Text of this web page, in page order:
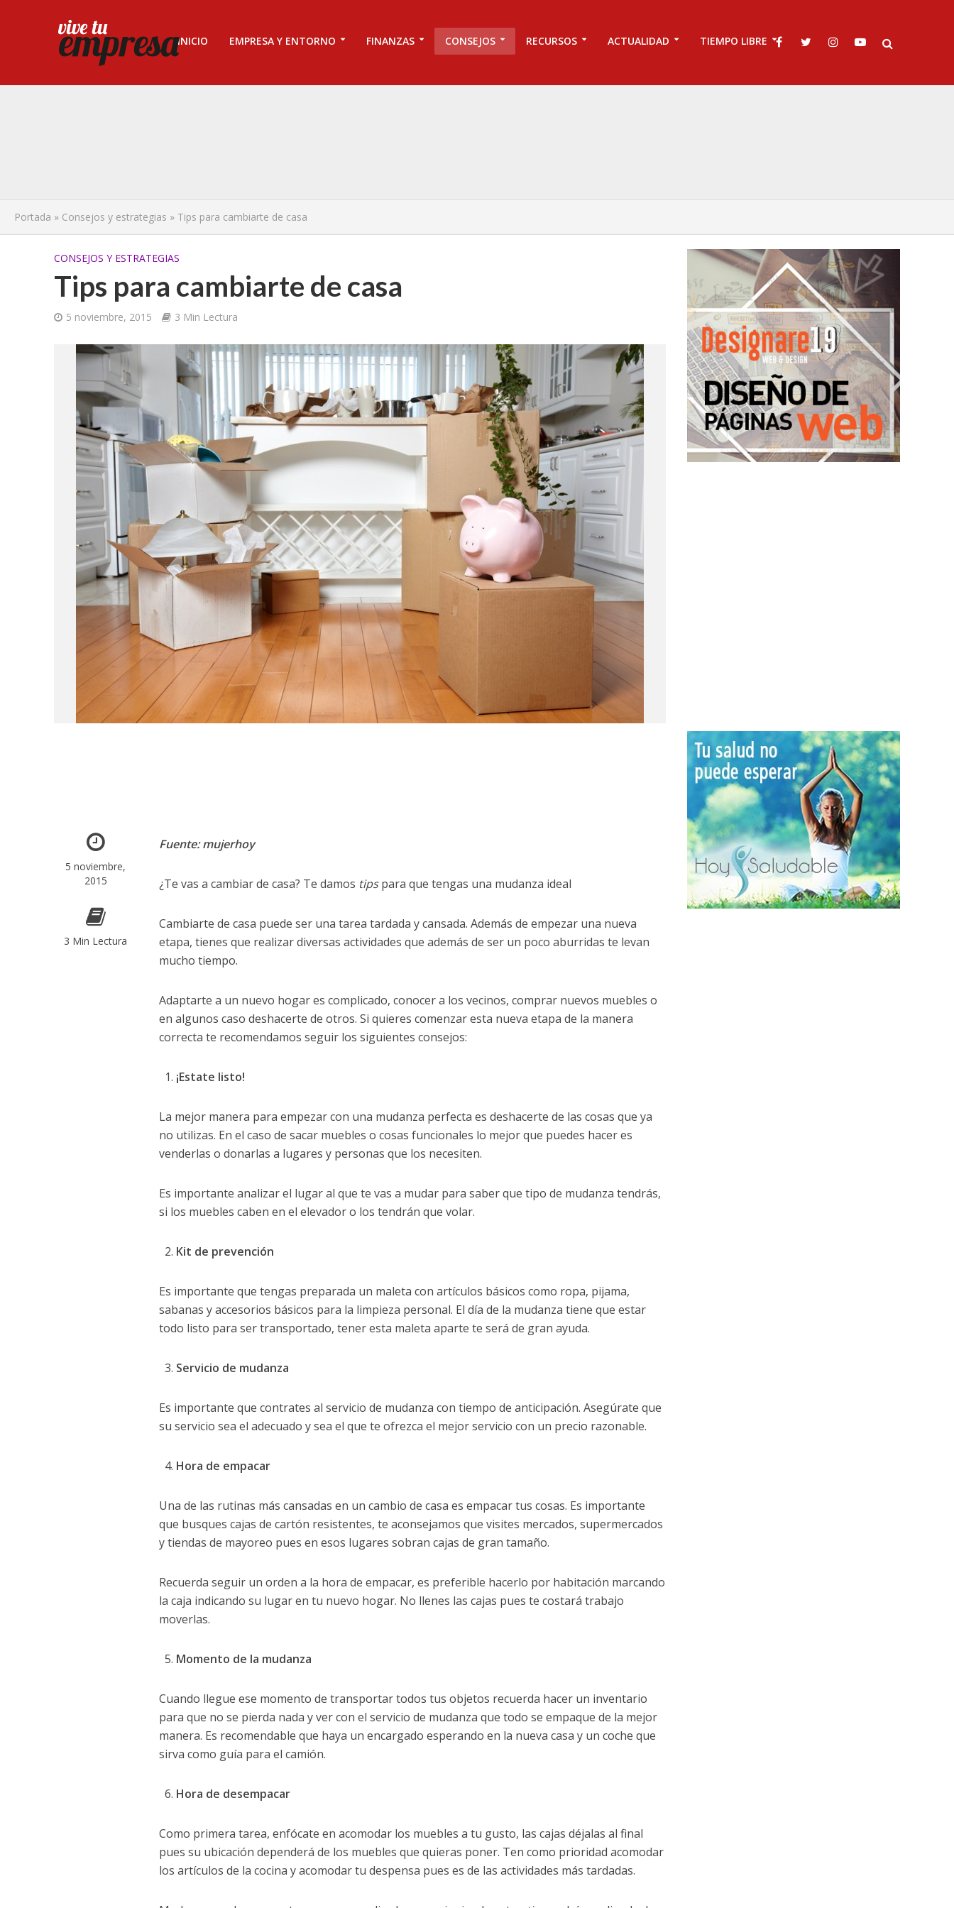
INICIO EMPRESA Y ENTORNO FINANZAS CONSEJOS RECURSOS ACTUALIDAD TIEMPO LIBRE
Portada » Consejos y estrategias » Tips para cambiarte de casa
CONSEJOS Y ESTRATEGIAS
Tips para cambiarte de casa
5 noviembre, 2015 3 Min Lectura
5 noviembre,
2015
3 Min Lectura
Fuente: mujerhoy
¿Te vas a cambiar de casa? Te damos tipspara que tengas una mudanza ideal
Cambiarte de casa puede ser una tarea tardada y cansada. Además de empezar una nueva
etapa, tienes que realizar diversas actividades que además de ser un poco aburridas te levan
mucho tiempo.
Adaptarte a un nuevo hogar es complicado, conocer a los vecinos, comprar nuevos muebles o
en algunos caso deshacerte de otros. Si quieres comenzar esta nueva etapa de la manera
correcta te recomendamos seguir los siguientes consejos:
¡Estate listo!
La mejor manera para empezar con una mudanza perfecta es deshacerte de las cosas que ya
no utilizas. En el caso de sacar muebles o cosas funcionales lo mejor que puedes hacer es
venderlas o donarlas a lugares y personas que los necesiten.
Es importante analizar el lugar al que te vas a mudar para saber que tipo de mudanza tendrás,
si los muebles caben en el elevador o los tendrán que volar.
Kit de prevención
Es importante que tengas preparada un maleta con artículos básicos como ropa, pijama,
sabanas y accesorios básicos para la limpieza personal. El día de la mudanza tiene que estar
todo listo para ser transportado, tener esta maleta aparte te será de gran ayuda.
Servicio de mudanza
Es importante que contrates al servicio de mudanza con tiempo de anticipación. Asegúrate que
su servicio sea el adecuado y sea el que te ofrezca el mejor servicio con un precio razonable.
Hora de empacar
Una de las rutinas más cansadas en un cambio de casa es empacar tus cosas. Es importante
que busques cajas de cartón resistentes, te aconsejamos que visites mercados, supermercados
y tiendas de mayoreo pues en esos lugares sobran cajas de gran tamaño.
Recuerda seguir un orden a la hora de empacar, es preferible hacerlo por habitación marcando
la caja indicando su lugar en tu nuevo hogar. No llenes las cajas pues te costará trabajo
moverlas.
Momento de la mudanza
Cuando llegue ese momento de transportar todos tus objetos recuerda hacer un inventario
para que no se pierda nada y ver con el servicio de mudanza que todo se empaque de la mejor
manera. Es recomendable que haya un encargado esperando en la nueva casa y un coche que
sirva como guía para el camión.
Hora de desempacar
Como primera tarea, enfócate en acomodar los muebles a tu gusto, las cajas déjalas al final
pues su ubicación dependerá de los muebles que quieras poner. Ten como prioridad acomodar
los artículos de la cocina y acomodar tu despensa pues es de las actividades más tardadas.